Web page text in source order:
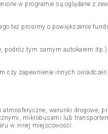
w programie są oglądane z
też prosimy o powiększenie
podróż tym samym autokarem
czy zapewnienie innych
warunki drogowe,
mikrobusami lub
w innej miejscowości.